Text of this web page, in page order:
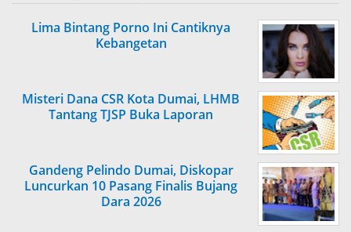
Lima Bintang Porno Ini Cantiknya
Kebangetan
Misteri Dana CSR Kota Dumai, LHMB
Tantang TJSP Buka Laporan
Gandeng Pelindo Dumai, Diskopar
Luncurkan 10 Pasang Finalis Bujang
Dara 2026